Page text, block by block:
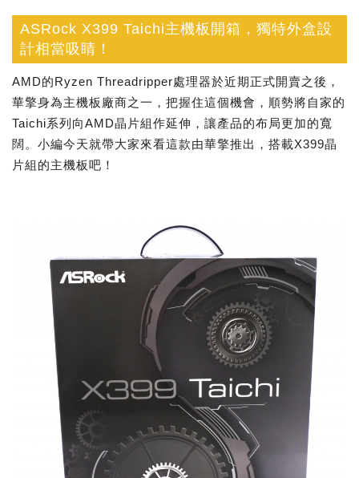
ASRock X399 Taichi主機板開箱，獨特外盒設
計相當吸睛！
AMD的Ryzen Threadripper處理器於近期正式開賣之後，
華擎身為主機板廠商之一，把握住這個機會，順勢將自家的
Taichi系列向AMD晶片組作延伸，讓產品的布局更加的寬
闊。小編今天就帶大家來看這款由華擎推出，搭載X399晶
片組的主機板吧！